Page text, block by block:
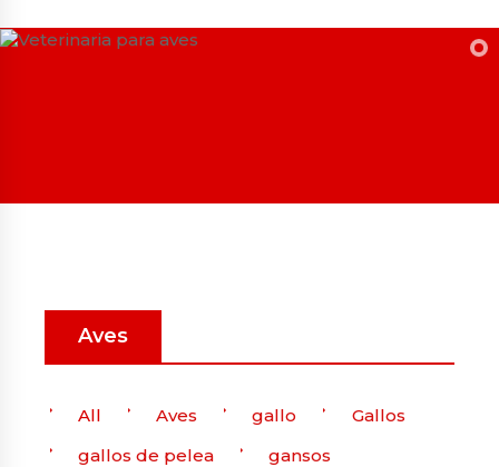
Aves
All Aves gallo
Gallos
gallos de pelea
gansos